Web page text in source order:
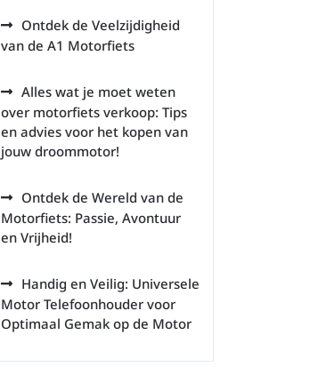
Ontdek de Veelzijdigheid
van de A1 Motorfiets
Alles wat je moet weten
over motorfiets verkoop: Tips
en advies voor het kopen van
jouw droommotor!
Ontdek de Wereld van de
Motorfiets: Passie, Avontuur
en Vrijheid!
Handig en Veilig: Universele
Motor Telefoonhouder voor
Optimaal Gemak op de Motor